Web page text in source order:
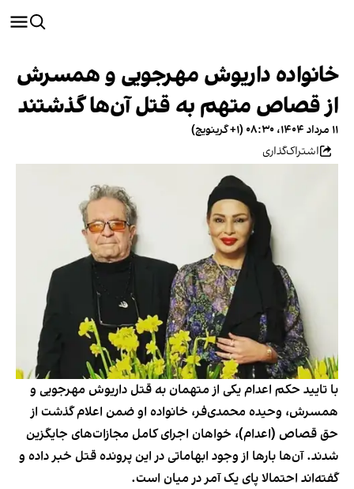
خانواده داریوش مهرجویی و همسرش
از قصاص متهم به قتل آن‌ها گذشتند
۱۱ مرداد ۱۴۰۴، ۰۸:۳۰ (‎+۱ گرینویچ)
اشتراک‌گذاری
با تایید حکم اعدام یکی از متهمان به قتل داریوش مهرجویی و
همسرش، وحیده محمدی‌فر، خانواده او ضمن اعلام گذشت از
حق قصاص (اعدام)، خواهان اجرای کامل مجازات‌های جایگزین
شدند. آن‌ها بارها از وجود ابهاماتی در این پرونده قتل خبر داده و
گفته‌اند احتمالا پای یک آمر در میان است.